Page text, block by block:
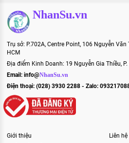
NhanSu.vn
Trụ sở: P.702A, Centre Point, 106 Nguyễn Văn
HCM
Địa điểm Kinh Doanh: 19 Nguyễn Gia Thiều, P.
Email: info@NhanSu.vn
Điện thoại: (028) 3930 2288 - Zalo:
Giới thiệu
Liên hệ